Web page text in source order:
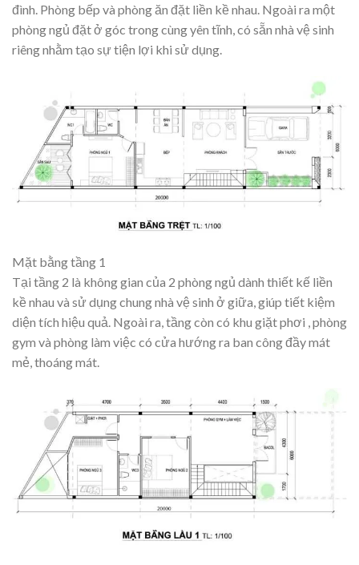
đình. Phòng bếp và phòng ăn đặt liền kề nhau. Ngoài ra một
phòng ngủ đặt ở góc trong cùng yên tĩnh, có sẵn nhà vệ sinh
riêng nhằm tạo sự tiện lợi khi sử dụng.
Mặt bằng tầng 1
Tại tầng 2 là không gian của 2 phòng ngủ dành thiết kế liền
kề nhau và sử dụng chung nhà vệ sinh ở giữa, giúp tiết kiệm
diện tích hiệu quả. Ngoài ra, tầng còn có khu giặt phơi , phòng
gym và phòng làm việc có cửa hướng ra ban công đầy mát
mẻ, thoáng mát.